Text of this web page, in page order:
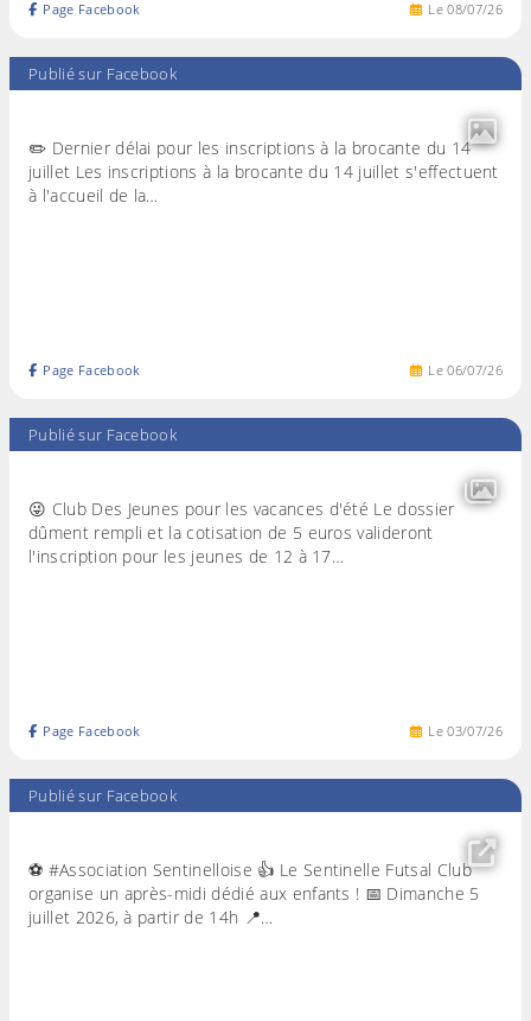
Le08/07/26
Page Facebook
Publié sur Facebook
✏️ Dernier délai pour les inscriptions à la brocante du 14
juillet Les inscriptions à la brocante du 14 juillet s'effectuent
à l'accueil de la…
Le06/07/26
Page Facebook
Publié sur Facebook
😜 Club Des Jeunes pour les vacances d'été Le dossier
dûment rempli et la cotisation de 5 euros valideront
l'inscription pour les jeunes de 12 à 17…
Le03/07/26
Page Facebook
Publié sur Facebook
⚽ #Association Sentinelloise 👍 Le Sentinelle Futsal Club
organise un après-midi dédié aux enfants ! 📅 Dimanche 5
juillet 2026, à partir de 14h 📍…